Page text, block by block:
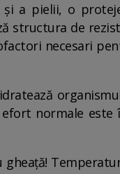
a pielii, o
structura de
necesari
normale este